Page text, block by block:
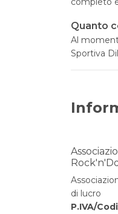
Quanto
Al
Sportiva
di lucro
P.IVA/